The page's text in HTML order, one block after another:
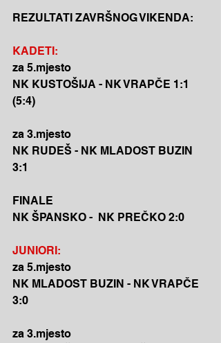
REZULTATI ZAVRŠNOG VIKENDA:
KADETI:
za 5.mjesto
NK KUSTOŠIJA - NK VRAPČE 1:1
(5:4)
za 3.mjesto
NK RUDEŠ - NK MLADOST BUZIN
3:1
FINALE
NK ŠPANSKO -  NK PREČKO 2:0
JUNIORI:
za 5.mjesto
NK MLADOST BUZIN - NK VRAPČE
3:0
za 3.mjesto